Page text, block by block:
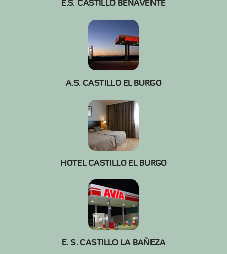
E.S. CASTILLO BENAVENTE
A.S. CASTILLO EL BURGO
HOTEL CASTILLO EL BURGO
E. S. CASTILLO LA BAÑEZA